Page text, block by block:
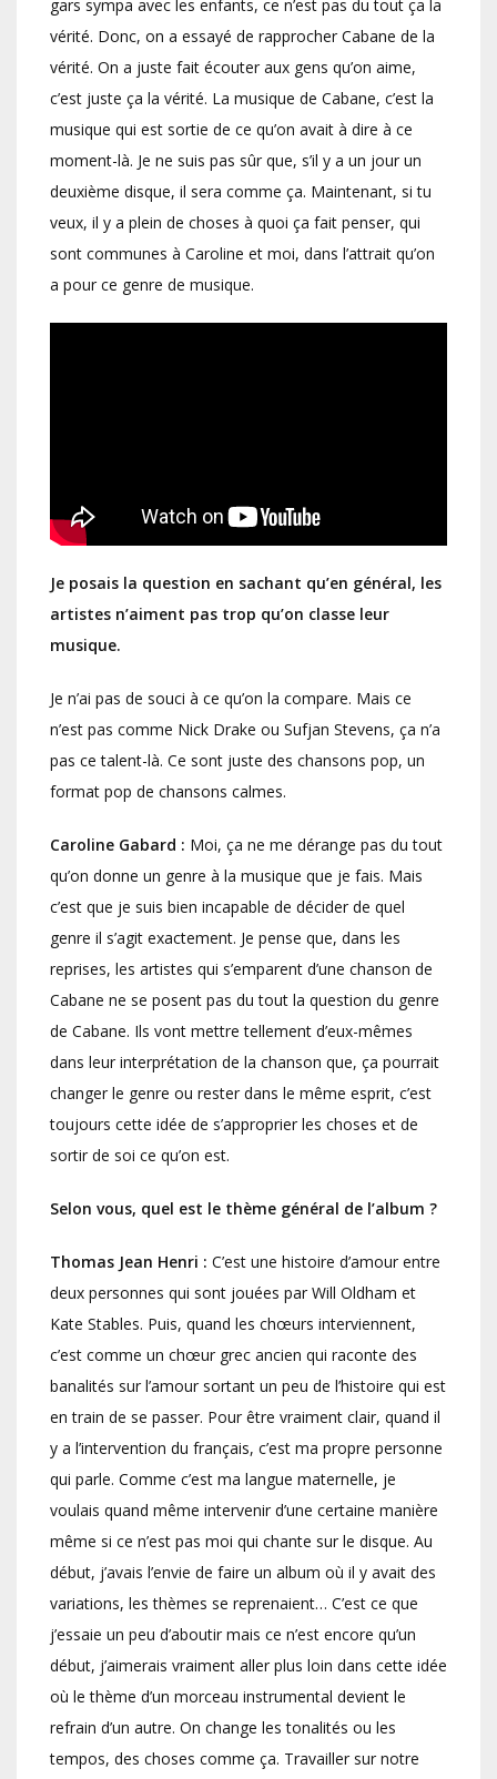
gars sympa avec les enfants, ce n’est pas du tout ça la
vérité. Donc, on a essayé de rapprocher Cabane de la
vérité. On a juste fait écouter aux gens qu’on aime,
c’est juste ça la vérité. La musique de Cabane, c’est la
musique qui est sortie de ce qu’on avait à dire à ce
moment-là. Je ne suis pas sûr que, s’il y a un jour un
deuxième disque, il sera comme ça. Maintenant, si tu
veux, il y a plein de choses à quoi ça fait penser, qui
sont communes à Caroline et moi, dans l’attrait qu’on
a pour ce genre de musique.
Je posais la question en sachant qu’en général, les
artistes n’aiment pas trop qu’on classe leur
musique.
Je n’ai pas de souci à ce qu’on la compare. Mais ce
n’est pas comme Nick Drake ou Sufjan Stevens, ça n’a
pas ce talent-là. Ce sont juste des chansons pop, un
format pop de chansons calmes.
Caroline Gabard : Moi, ça ne me dérange pas du tout
qu’on donne un genre à la musique que je fais. Mais
c’est que je suis bien incapable de décider de quel
genre il s’agit exactement. Je pense que, dans les
reprises, les artistes qui s’emparent d’une chanson de
Cabane ne se posent pas du tout la question du genre
de Cabane. Ils vont mettre tellement d’eux-mêmes
dans leur interprétation de la chanson que, ça pourrait
changer le genre ou rester dans le même esprit, c’est
toujours cette idée de s’approprier les choses et de
sortir de soi ce qu’on est.
Selon vous, quel est le thème général de l’album ?
Thomas Jean Henri : C’est une histoire d’amour entre
deux personnes qui sont jouées par Will Oldham et
Kate Stables. Puis, quand les chœurs interviennent,
c’est comme un chœur grec ancien qui raconte des
banalités sur l’amour sortant un peu de l’histoire qui est
en train de se passer. Pour être vraiment clair, quand il
y a l’intervention du français, c’est ma propre personne
qui parle. Comme c’est ma langue maternelle, je
voulais quand même intervenir d’une certaine manière
même si ce n’est pas moi qui chante sur le disque. Au
début, j’avais l’envie de faire un album où il y avait des
variations, les thèmes se reprenaient… C’est ce que
j’essaie un peu d’aboutir mais ce n’est encore qu’un
début, j’aimerais vraiment aller plus loin dans cette idée
où le thème d’un morceau instrumental devient le
refrain d’un autre. On change les tonalités ou les
tempos, des choses comme ça. Travailler sur notre